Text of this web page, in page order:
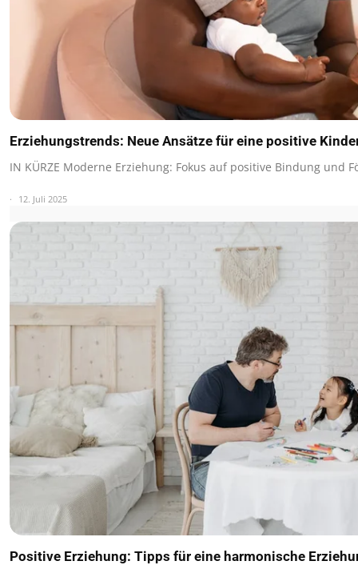
Erziehungstrends: Neue Ansätze für eine positive
IN KÜRZE Moderne Erziehung: Fokus auf positive Bindung und
12. Juli 2025
Positive Erziehung: Tipps für eine harmonische